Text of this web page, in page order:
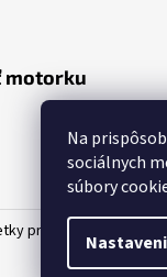
Na
sociálnych
súbory
motorku
práva vyhradené.